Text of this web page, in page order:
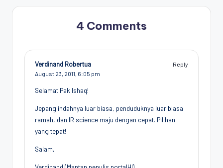
4 Comments
Verdinand Robertua
Reply
August 23, 2011, 6:05 pm
Selamat Pak Ishaq!
Jepang indahnya luar biasa, penduduknya luar biasa
ramah, dan IR science maju dengan cepat. Pilihan
yang tepat!
Salam,